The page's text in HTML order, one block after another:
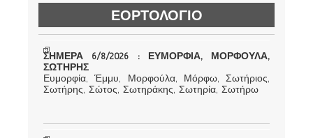
ΕΟΡΤΟΛΟΓΙΟ
ΣΗΜΕΡΑ 6/8/2026 : ΕΥΜΟΡΦΙΑ, ΜΟΡΦΟΥΛΑ,
ΣΩΤΗΡΗΣ
Ευμορφία, Έμμυ, Μορφούλα, Μόρφω, Σωτήριος,
Σωτήρης, Σώτος, Σωτηράκης, Σωτηρία, Σωτήρω